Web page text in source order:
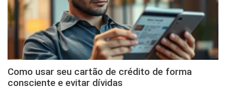
Como usar seu cartão de crédito de forma
consciente e evitar dívidas